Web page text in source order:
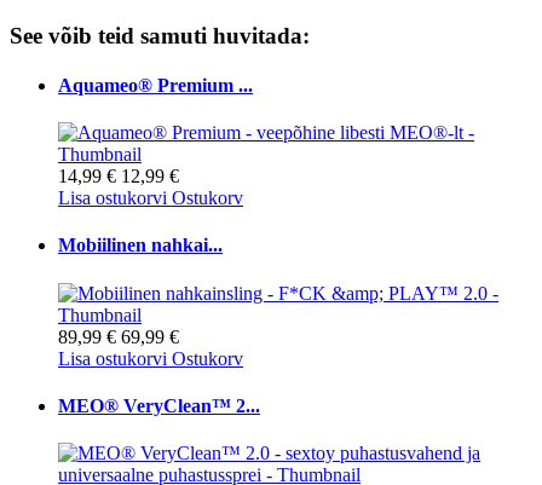
See võib teid samuti huvitada:
Aquameo® Premium ...
14,99 € 12,99 €
Lisa ostukorvi Ostukorv
Mobiilinen nahkai...
89,99 € 69,99 €
Lisa ostukorvi Ostukorv
MEO® VeryClean™ 2...